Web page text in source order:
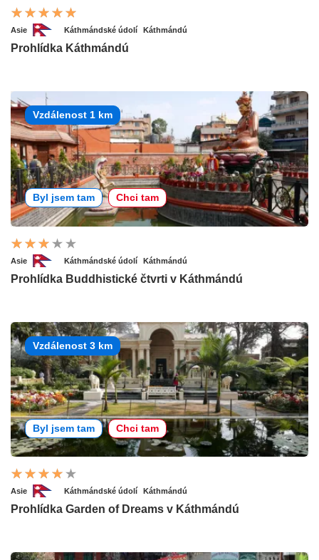
Asie Káthmándské údolí Káthmándú
Prohlídka Káthmándú
Vzdálenost 1 km
Byl jsem tam Chci tam
Asie Káthmándské údolí Káthmándú
Prohlídka Buddhistické čtvrti v Káthmándú
Vzdálenost 3 km
Byl jsem tam Chci tam
Asie Káthmándské údolí Káthmándú
Prohlídka Garden of Dreams v Káthmándú